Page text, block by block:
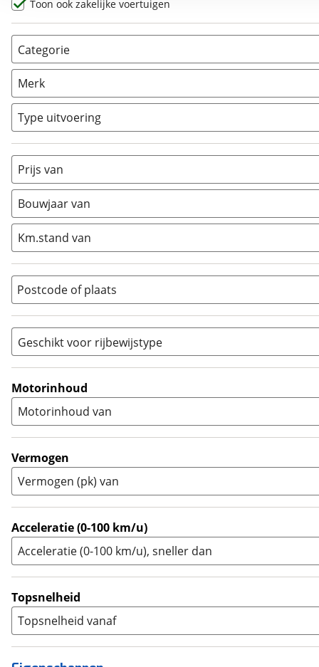
Toon ook zakelijke voertuigen
Categorie
AllRoad (2)
Chopper
Classic
Crosser (0)
Enduro
Minibike (0)
Motorscooter
Naked
Overig (0)
Racer ( 0)
Sport (0)
Sport Touring
Supermotard (0)
Supersport
Tourer (0)
Touring Enduro
Trike (0)
Zijspan 0)
Merk
Type uitvoering
Prijs van
Bouwjaar van
Km.stand van
Postcode of plaats
Geschikt voor rijbewijstype
A (7)
A1 (0)
(
Motorinhoud
Motorinhoud van
Vermogen
Vermogen (pk) van
Acceleratie (0-100 km/u)
Acceleratie (0-100 km/u), sneller dan
Topsnelheid
Topsnelheid vanaf